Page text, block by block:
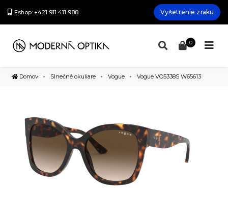
Eshop: +421 911 411 988 Vyšetrenie zraku
0
Domov Slnečné okuliare Vogue Vogue VO5338S W65613